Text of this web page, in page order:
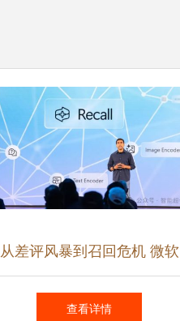
从差评风暴到召回危机 微软
Recall AI工具的警示录
查看详情